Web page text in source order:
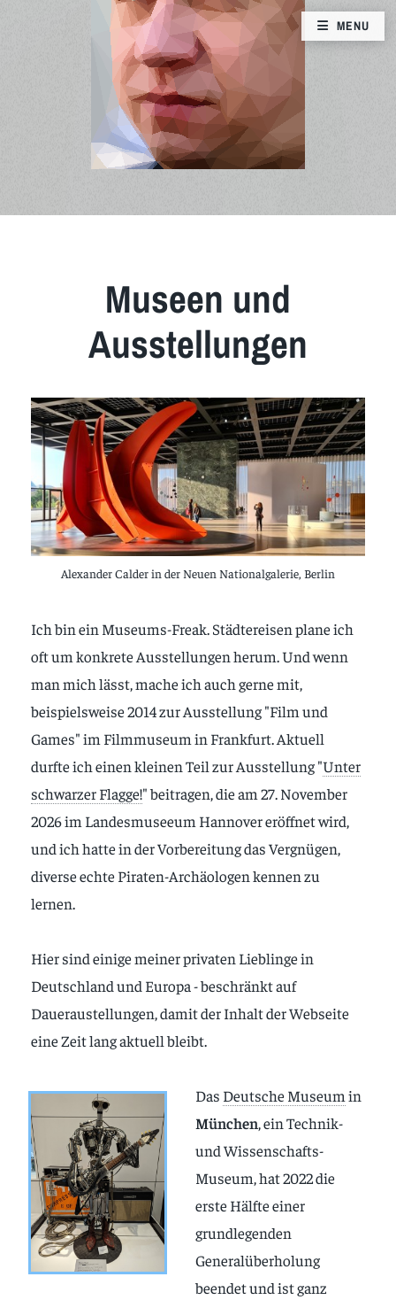
Museen und
Ausstellungen
Alexander Calder in der Neuen Nationalgalerie, Berlin
Ich bin ein Museums-Freak. Städtereisen plane ich
oft um konkrete Ausstellungen herum. Und wenn
man mich lässt, mache ich auch gerne mit,
beispielsweise 2014 zur Ausstellung "Film und
Games" im Filmmuseum in Frankfurt. Aktuell
durfte ich einen kleinen Teil zur Ausstellung "Unter
schwarzer Flagge!" beitragen, die am 27. November
2026 im Landesmuseeum Hannover eröffnet wird,
und ich hatte in der Vorbereitung das Vergnügen,
diverse echte Piraten-Archäologen kennen zu
lernen.
Hier sind einige meiner privaten Lieblinge in
Deutschland und Europa - beschränkt auf
Daueraustellungen, damit der Inhalt der Webseite
eine Zeit lang aktuell bleibt.
Das Deutsche Museum in
München, ein Technik-
und Wissenschafts-
Museum, hat 2022 die
erste Hälfte einer
grundlegenden
Generalüberholung
beendet und ist ganz
MENU